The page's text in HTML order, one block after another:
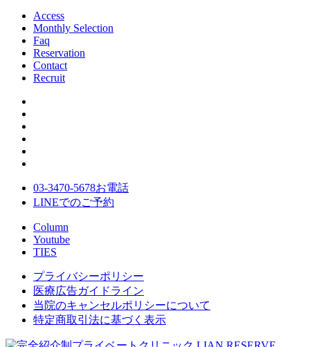
Access
Monthly Selection
Faq
Reservation
Contact
Recruit
03-3470-5678お電話
LINEでのご予約
Column
Youtube
TIES
プライバシーポリシー
医療広告ガイドライン
当院のキャンセルポリシーについて
特定商取引法に基づく表示